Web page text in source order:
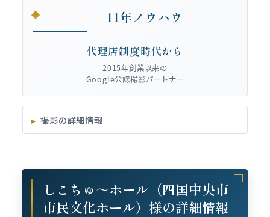
11年ノウハウ
代理店制度時代から
2015年創業以来の
Google公認撮影パートナー
撮影の詳細情報
しこちゅ～ホール（四国中央市
市民文化ホール）様の詳細情報